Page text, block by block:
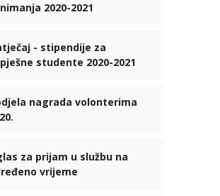
2020-2021
- stipendije za
studente 2020-2021
nagrada volonterima
za prijam u službu na
vrijeme